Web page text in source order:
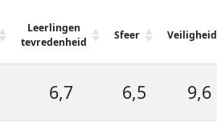
Leerlingen
tevredenheid
Sfeer Veiligheid
6,7 6,5 9,6